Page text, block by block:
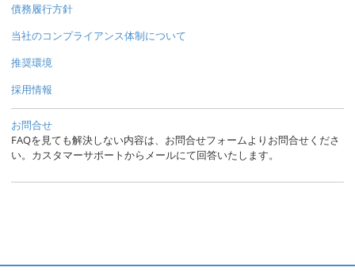
債務履行方針
当社のコンプライアンス体制について
推奨環境
採用情報
お問合せ
FAQを見ても解決しない内容は、お問合せフォームよりお問合せくださ
い。カスタマーサポートからメールにて回答いたします。